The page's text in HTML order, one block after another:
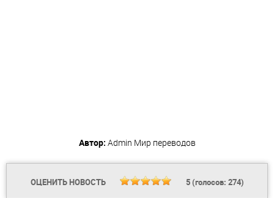
Автор: Admin Мир переводов
ОЦЕНИТЬ НОВОСТЬ 5(голосов: 274)